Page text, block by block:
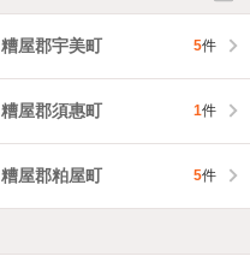
糟屋郡宇美町 5件
糟屋郡須惠町 1件
糟屋郡粕屋町 5件